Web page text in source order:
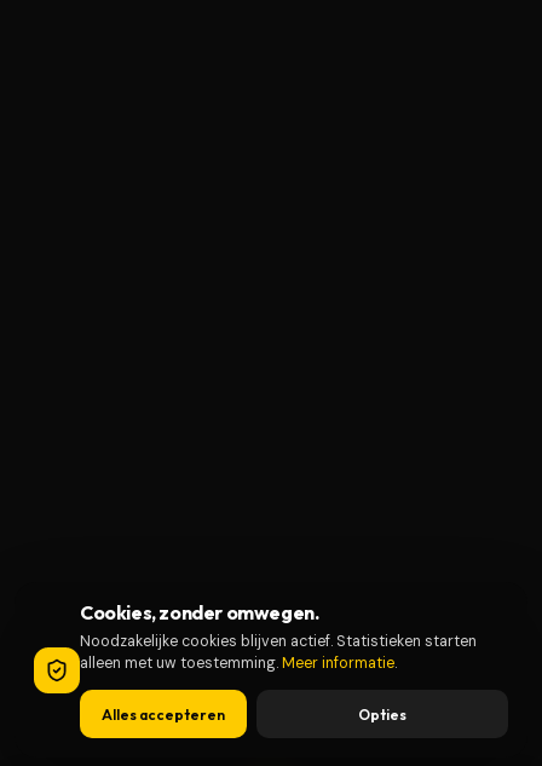
Cookies, zonder omwegen.
Noodzakelijke cookies blijven actief. Statistieken starten
alleen met uw toestemming.Meer informatie.
Alles accepteren Opties